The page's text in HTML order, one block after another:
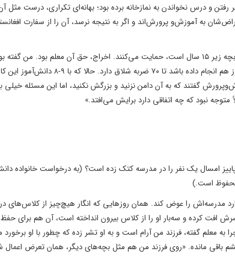
و درس نخواندن به نمازخانه برده بود؛ بهانه‌ای تکراری، درست مثل
به آموزش‌و پرورش‌اند و اگر به نتیجه نرسد، آن را از سفارت
«وقتی به سفارت موضوع را اطلاع بدهم، خودشان مامور می‌فرستند و چون بچه زیر ۱۵ سال است، حمایت می‌کنند. اخراج، حق آن
گرفتن دیه فرزندم هستم. به من گفتند حتی اگر این کار را برای یک دانش‌آموز
گفتند که به آن دامن نزنید و بزرگش نکنید، اما این مسئله
نبود که چه اتفاقی دارد برایش می‌افتد.»
امسال یک نفر را در مدرسه کتک زده است؟ (به درخواست خانواده
محفوظ است.)
مدرسه‌اش را عوض کند. همان روزهایی که انگار هیچ‌چیز از کلاس‌های
افت کرده و سه‌بار او را از کلاس بیرون انداخته است، آن هم برای
معلم گفته، فرزند من آرام است و به او تشر زده که چطور با او
مانده. «روی فرزند من هم مثل بچه‌های دیگر، همان تعرض